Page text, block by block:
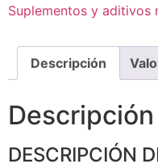
Suplementos y aditivos
Descripción
Descripción
DESCRIPCIÓN